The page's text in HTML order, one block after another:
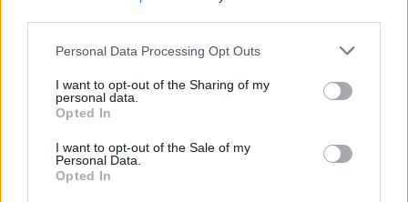
Personal Data Processing Opt Outs
I want to opt-out of the Sharing of my
personal data.
Opted In
I want to opt-out of the Sale of my
Personal Data.
Opted In